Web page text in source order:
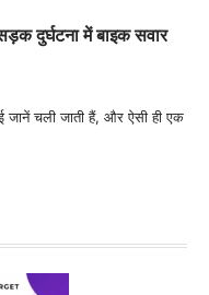
दुर्घटना में बाइक सवार
चली जाती हैं, और ऐसी ही एक